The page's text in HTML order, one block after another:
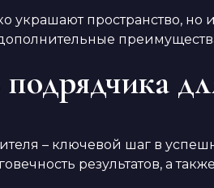
украшают пространство,
– ключевой шаг в
результатов, а